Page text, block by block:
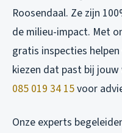
Roosendaal. Ze zijn
de milieu-impact. Met
gratis inspecties
kiezen dat past bij
085 019 34 15voor
Onze experts